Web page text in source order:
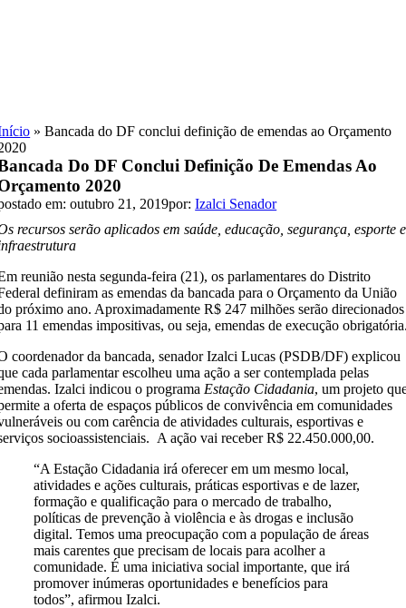
»Bancada do DF conclui definição de emendas ao Orçamento
Do DF Conclui Definição De Emendas Ao
2020
em: outubro 21, 2019por:Izalci Senador
recursos serão aplicados em saúde, educação, segurança, esporte e
reunião nesta segunda-feira (21), os parlamentares do Distrito
definiram as emendas da bancada para o Orçamento da União
próximo ano. Aproximadamente R$ 247 milhões serão direcionados
11 emendas impositivas, ou seja, emendas de execução
coordenador da bancada, senador Izalci Lucas (PSDB/DF) explicou
cada parlamentar escolheu uma ação a ser contemplada pelas
Izalci indicou o programa Estação Cidadania, um projeto
a oferta de espaços públicos de convivência em comunidades
ou com carência de atividades culturais, esportivas e
socioassistenciais. A ação vai receber R$ 22.450.000,00.
“A Estação Cidadania irá oferecer em um mesmo local,
atividades e ações culturais, práticas esportivas e de lazer,
formação e qualificação para o mercado de trabalho,
políticas de prevenção à violência e às drogas e inclusão
digital. Temos uma preocupação com a população de áreas
mais carentes que precisam de locais para acolher a
comunidade. É uma iniciativa social importante, que irá
promover inúmeras oportunidades e benefícios para
todos”, afirmou Izalci.